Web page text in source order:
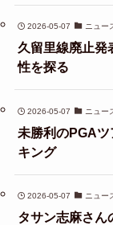
2026-05-07 ニュー
久留里線廃止発
性を探る
2026-05-07 ニュー
未勝利のPGA
キング
2026-05-07 ニュー
タサン志麻さん